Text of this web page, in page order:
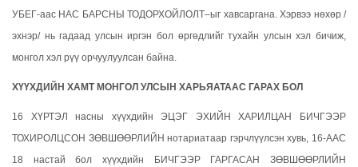
УБЕГ-аас НАС БАРСНЫ ТОДОРХОЙЛОЛТ–ыг хавсаргана. Хэрвээ нөхөр /
эхнэр/ нь гадаад улсын иргэн бол өргөдлийг тухайн улсын хэл бичиж,
монгол хэл рүү орчуулуулсан байна.
ХҮҮХДИЙН ХАМТ МОНГОЛ УЛСЫН ХАРЬЯАТААС ГАРАХ БОЛ
16 ХҮРТЭЛ насны хүүхдийн ЭЦЭГ ЭХИЙН ХАРИЛЦАН БИЧГЭЭР
ТОХИРОЛЦСОН ЗӨВШӨӨРЛИЙН нотариатаар гэрчлүүлсэн хувь, 16-ААС
18 настай бол хүүхдийн БИЧГЭЭР ГАРГАСАН ЗӨВШӨӨРЛИЙН